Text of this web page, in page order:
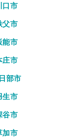
口市
父市
能市
庄市
部市
生市
谷市
加市